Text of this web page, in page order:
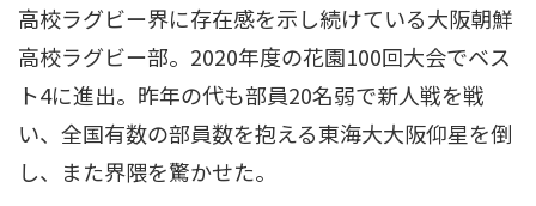
高校ラグビー界に存在感を示し続けている大阪朝鮮
高校ラグビー部。2020年度の花園100回大会でベス
ト4に進出。昨年の代も部員20名弱で新人戦を戦
い、全国有数の部員数を抱える東海大大阪仰星を倒
し、また界隈を驚かせた。